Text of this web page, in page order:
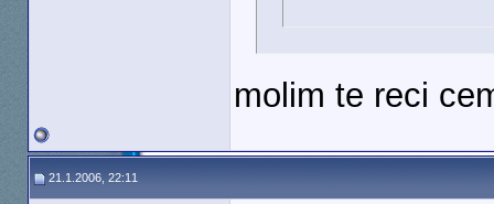
molim te reci
21.1.2006, 22:11